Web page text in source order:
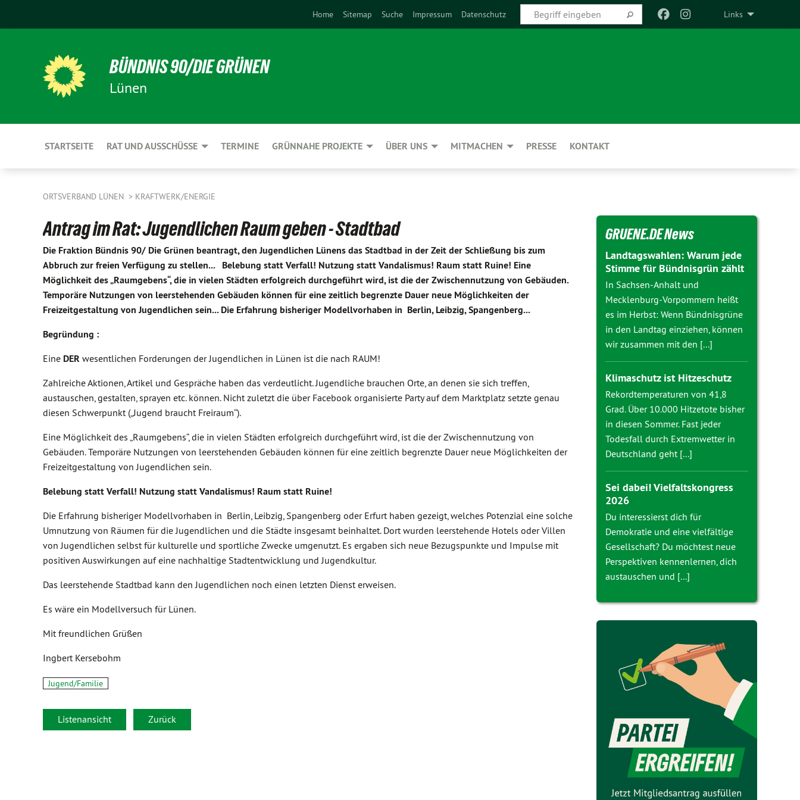
Links
Home Sitemap Suche Impressum Datenschutz
BÜNDNIS 90/DIE GRÜNEN
Lünen
STARTSEITE RAT UND AUSSCHÜSSE TERMINE GRÜNNAHE PROJEKTE ÜBER UNS MITMACHEN PRESSE KONTAKT
ORTSVERBAND LÜNEN KRAFTWERK/ENERGIE
Antrag im Rat: Jugendlichen Raum geben - Stadtbad
Die Fraktion Bündnis 90/ Die Grünen beantragt, den Jugendlichen Lünens das Stadtbad in der Zeit der Schließung bis zum
Abbruch zur freien Verfügung zu stellen... Belebung statt Verfall! Nutzung statt Vandalismus! Raum statt Ruine! Eine
Möglichkeit des „Raumgebens“, die in vielen Städten erfolgreich durchgeführt wird, ist die der Zwischennutzung von Gebäuden.
Temporäre Nutzungen von leerstehenden Gebäuden können für eine zeitlich begrenzte Dauer neue Möglichkeiten der
Freizeitgestaltung von Jugendlichen sein... Die Erfahrung bisheriger Modellvorhaben in Berlin, Leibzig, Spangenberg...
Begründung :
Eine DER wesentlichen Forderungen der Jugendlichen in Lünen ist die nach RAUM!
Zahlreiche Aktionen, Artikel und Gespräche haben das verdeutlicht. Jugendliche brauchen Orte, an denen sie sich treffen,
austauschen, gestalten, sprayen etc. können. Nicht zuletzt die über Facebook organisierte Party auf dem Marktplatz setzte genau
diesen Schwerpunkt („Jugend braucht Freiraum“).
Eine Möglichkeit des „Raumgebens“, die in vielen Städten erfolgreich durchgeführt wird, ist die der Zwischennutzung von
Gebäuden. Temporäre Nutzungen von leerstehenden Gebäuden können für eine zeitlich begrenzte Dauer neue Möglichkeiten der
Freizeitgestaltung von Jugendlichen sein.
Belebung statt Verfall! Nutzung statt Vandalismus! Raum statt Ruine!
Die Erfahrung bisheriger Modellvorhaben in Berlin, Leibzig, Spangenberg oder Erfurt haben gezeigt, welches Potenzial eine solche
Umnutzung von Räumen für die Jugendlichen und die Städte insgesamt beinhaltet. Dort wurden leerstehende Hotels oder Villen
von Jugendlichen selbst für kulturelle und sportliche Zwecke umgenutzt. Es ergaben sich neue Bezugspunkte und Impulse mit
positiven Auswirkungen auf eine nachhaltige Stadtentwicklung und Jugendkultur.
Das leerstehende Stadtbad kann den Jugendlichen noch einen letzten Dienst erweisen.
Es wäre ein Modellversuch für Lünen.
Mit freundlichen Grüßen
Ingbert Kersebohm
Jugend/Familie
Listenansicht Zurück
GRUENE.DE News
Landtagswahlen: Warum jede
Stimme für Bündnisgrün zählt
In Sachsen-Anhalt und
Mecklenburg-Vorpommern heißt
es im Herbst: Wenn Bündnisgrüne
in den Landtag einziehen, können
wir zusammen mit den [...]
Klimaschutz ist Hitzeschutz
Rekordtemperaturen von 41,8
Grad. Über 10.000 Hitzetote bisher
in diesen Sommer. Fast jeder
Todesfall durch Extremwetter in
Deutschland geht [...]
Sei dabei! Vielfaltskongress
2026
Du interessierst dich für
Demokratie und eine vielfältige
Gesellschaft? Du möchtest neue
Perspektiven kennenlernen, dich
austauschen und [...]